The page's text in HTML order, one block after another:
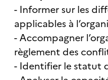
- Informer sur les
applicables à
- Accompagner
règlement des
- Identifier le statut